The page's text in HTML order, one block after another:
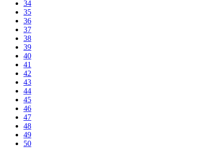
34
35
36
37
38
39
40
41
42
43
44
45
46
47
48
49
50